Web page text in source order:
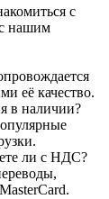
с
нашим
её качество.
в наличии?
ли с НДС?